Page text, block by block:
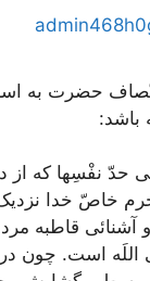
اتّصاف حضرت به
باشد:
حدّ نفْسِها که
خاصّ خدا
قاطبه
اللَه است. چون